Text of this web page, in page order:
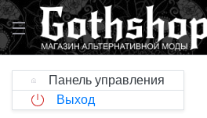
Панель управления
Выход